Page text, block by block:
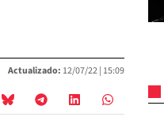
Actualizado: 12/07/22 | 15:09